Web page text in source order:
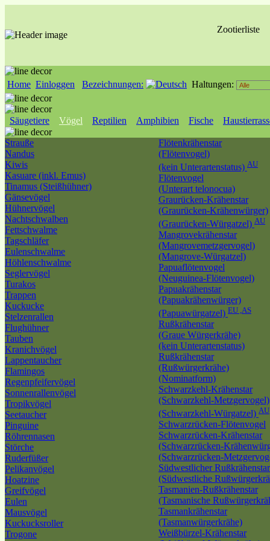
Zootierliste
Home Einloggen Bezeichnungen: Haltungen:
Säugetiere Vögel Reptilien Amphibien Fische
Strauße
Nandus
Kiwis
Kasuare (inkl. Emus)
Tinamus (Steißhühner)
Gänsevögel
Hühnervögel
Nachtschwalben
Fettschwalme
Tagschläfer
Eulenschwalme
Höhlenschwalme
Seglervögel
Turakos
Trappen
Kuckucke
Stelzenrallen
Flughühner
Tauben
Kranichvögel
Lappentaucher
Flamingos
Regenpfeifervögel
Sonnenrallenvögel
Tropikvögel
Seetaucher
Pinguine
Röhrennasen
Störche
Ruderfüßer
Pelikanvögel
Hoatzine
Greifvögel
Eulen
Mausvögel
Kuckucksroller
Trogone
Flötenkrähenstar
(Flötenvogel)
(kein Unterartenstatus) AU
Flötenvogel
(Unterart telonocua)
Graurücken-Krähenstar
(Graurücken-Krähenwürger)
(Graurücken-Würgatzel) AU
Mangrovekrähenstar
(Mangrovemetzgervogel)
(Mangrove-Würgatzel)
Papuaflötenvogel
(Neuguinea-Flötenvogel)
Papuakrähenstar
(Papuakrähenwürger)
(Papuawürgatzel) EU ,AS
Rußkrähenstar
(Graue Würgerkrähe)
(kein Unterartenstatus)
Rußkrähenstar
(Rußwürgerkrähe)
(Nominatform)
Schwarzkehl-Krähenstar
(Schwarzkehl-Metzgervogel)
(Schwarzkehl-Würgatzel) AU
Schwarzrücken-Flötenvogel
Schwarzrücken-Krähenstar
(Schwarzrücken-
(Schwarzrücken-
Südwestlicher Rußkrähenstar
(Südwestliche
Tasmanien-Rußkrähenstar
(Tasmanische
Tasmankrähenstar
(Tasmanwürgerkrähe)
Weißbürzel-Krähenstar